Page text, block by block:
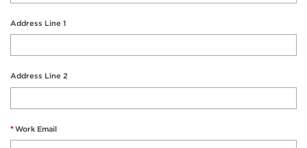
Address Line 1
Address Line 2
Work Email